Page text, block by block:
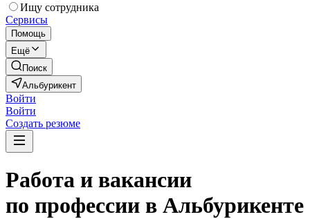
Ищу сотрудника
Сервисы
Помощь
Ещё
Поиск
Альбурикент
Войти
Войти
Создать резюме
Работа и вакансии
по профессии в Альбурикенте